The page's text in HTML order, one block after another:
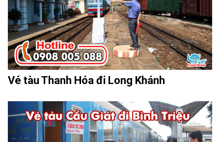
Vé tàu Thanh Hóa đi Long Khánh